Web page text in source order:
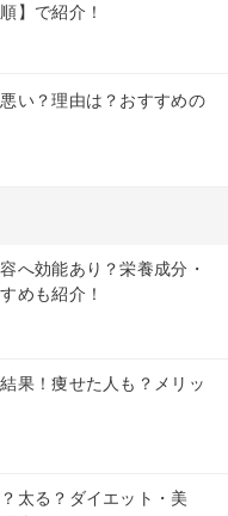
】で紹介！
い？理由は？おすすめの
へ効能あり？栄養成分・
めも紹介！
果！痩せた人も？メリッ
太る？ダイエット・美